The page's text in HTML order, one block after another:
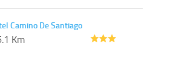
Camino De Santiago
Km